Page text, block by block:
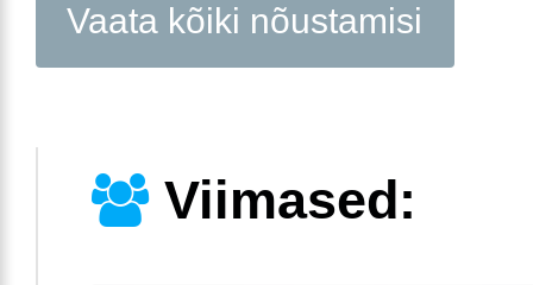
Vaata kõiki nõustamisi
Viimased: